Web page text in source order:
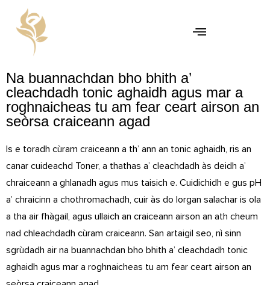
Na buannachdan bho bhith a’
cleachdadh tonic aghaidh agus mar a
roghnaicheas tu am fear ceart airson an
seòrsa craiceann agad
Is e toradh cùram craiceann a th’ ann an tonic aghaidh, ris an
canar cuideachd Toner, a thathas a’ cleachdadh às deidh a’
chraiceann a ghlanadh agus mus taisich e. Cuidichidh e gus pH
a’ chraicinn a chothromachadh, cuir às do lorgan salachar is ola
a tha air fhàgail, agus ullaich an craiceann airson an ath cheum
nad chleachdadh cùram craiceann. San artaigil seo, nì sinn
sgrùdadh air na buannachdan bho bhith a’ cleachdadh tonic
aghaidh agus mar a roghnaicheas tu am fear ceart airson an